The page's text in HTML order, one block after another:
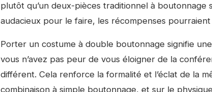
plutôt qu’un deux-pièces traditionnel à boutonnage
audacieux pour le faire, les récompenses
Porter un costume à double boutonnage signifie
vous n’avez pas peur de vous éloigner de la
différent. Cela renforce la formalité et l’éclat de la
combinaison à simple boutonnage, et sur le